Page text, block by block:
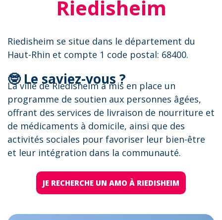
Riedisheim
Riedisheim se situe dans le département du
Haut-Rhin et compte 1 code postal: 68400.
🤓 Le saviez-vous ?
La ville de Riedisheim a mis en place un
programme de soutien aux personnes âgées,
offrant des services de livraison de nourriture et
de médicaments à domicile, ainsi que des
activités sociales pour favoriser leur bien-être
et leur intégration dans la communauté.
JE RECHERCHE UN AMO À RIEDISHEIM